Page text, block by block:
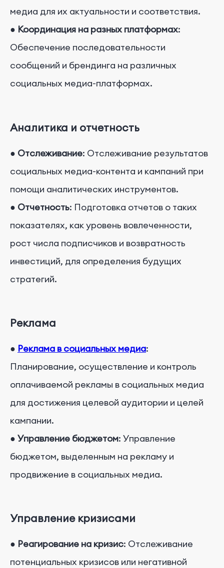
медиа для их актуальности и соответствия.
● Координация на разных платформах:
Обеспечение последовательности
сообщений и брендинга на различных
социальных медиа-платформах.
Аналитика и отчетность
● Отслеживание: Отслеживание результатов
социальных медиа-контента и кампаний при
помощи аналитических инструментов.
● Отчетность: Подготовка отчетов о таких
показателях, как уровень вовлеченности,
рост числа подписчиков и возвратность
инвестиций, для определения будущих
стратегий.
Реклама
● Реклама в социальных медиа:
Планирование, осуществление и контроль
оплачиваемой рекламы в социальных медиа
для достижения целевой аудитории и целей
кампании.
● Управление бюджетом: Управление
бюджетом, выделенным на рекламу и
продвижение в социальных медиа.
Управление кризисами
● Реагирование на кризис: Отслеживание
потенциальных кризисов или негативной